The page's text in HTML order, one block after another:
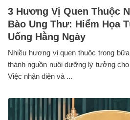
3 Hương Vị Quen Thuộc
Bào Ung Thư: Hiểm Họa
Uống Hằng Ngày
Nhiều hương vị quen thuộc trong
thành nguồn nuôi dưỡng lý tưởng
Việc nhận diện và ...